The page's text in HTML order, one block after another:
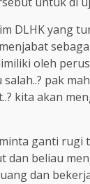
DLHK yang
oleh
pak
kita akan
ganti
dan beliau
dan